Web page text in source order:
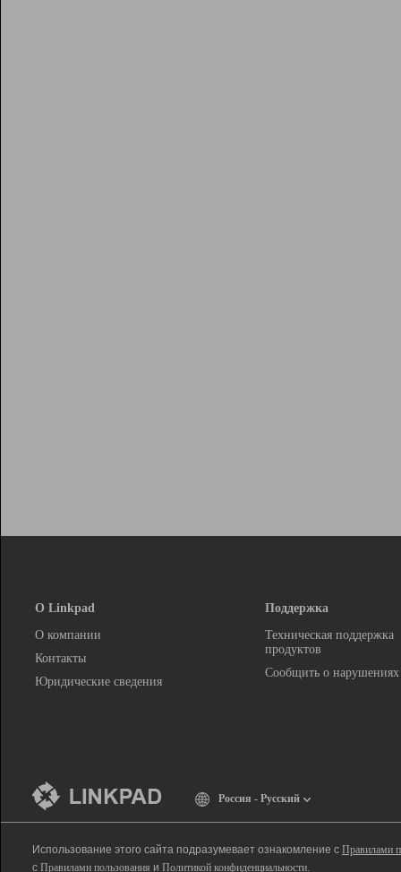
О Linkpad
О компании
Контакты
Юридические сведения
Поддержка
Техническая поддержка
продуктов
Сообщить о нарушениях
Россия - Русский
Использование этого сайта подразумевает ознакомление с Правилами
с Правилами пользования и Политикой конфиденциальности.